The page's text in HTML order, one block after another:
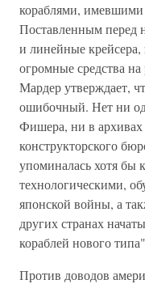
кораблями,
Поставленным перед
и линейные
огромные средства
Мардер утверждает,
ошибочный. Нет ни
Фишера, ни в архивах
конструкторского
упоминалась хотя бы
технологическими,
японской войны, а
других странах
кораблей нового
Против доводов